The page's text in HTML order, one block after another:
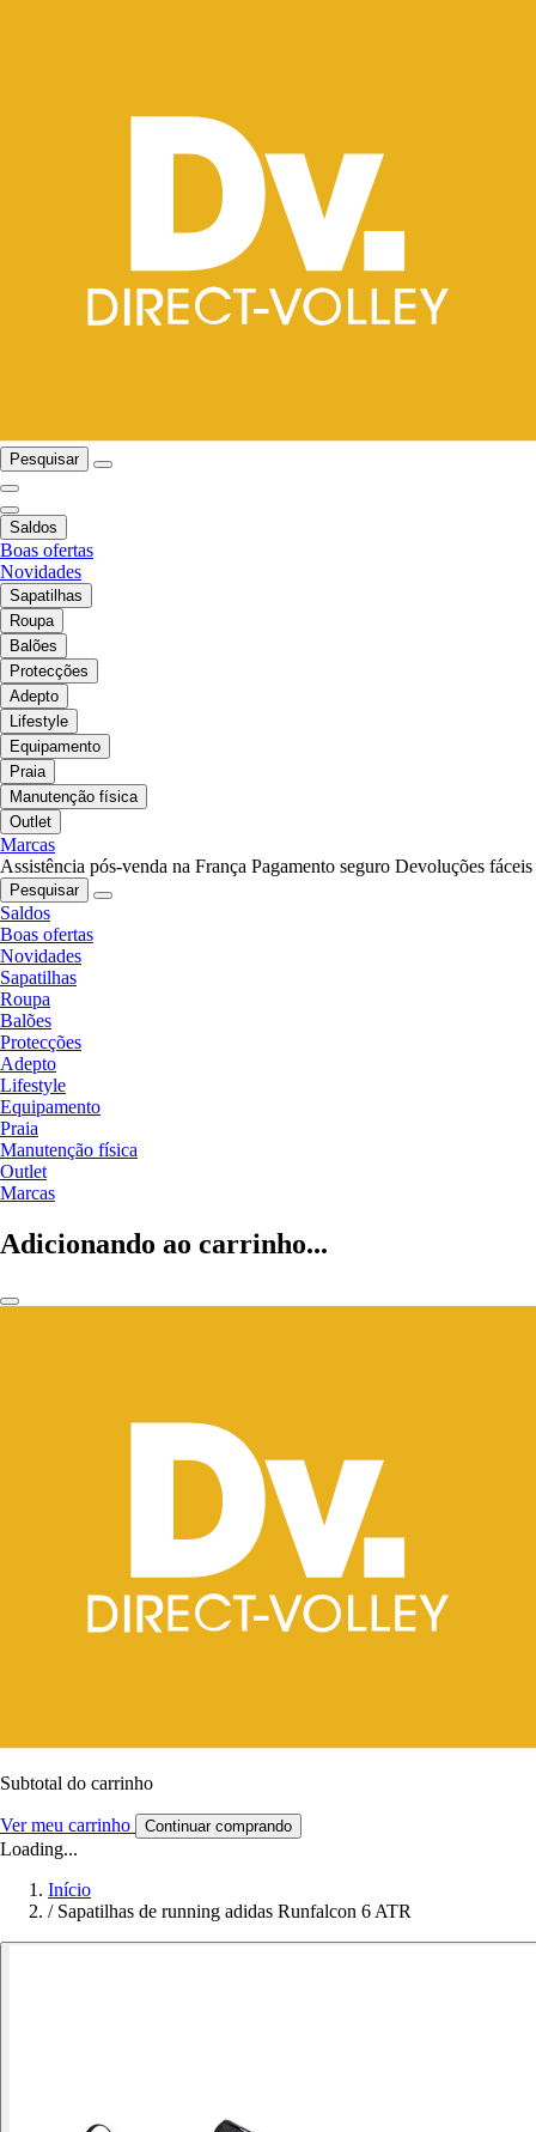
Pesquisar
Saldos
Boas ofertas
Novidades
Sapatilhas
Roupa
Balões
Protecções
Adepto
Lifestyle
Equipamento
Praia
Manutenção física
Outlet
Marcas
Assistência pós-venda na França Pagamento seguro Devoluções fáceis
Pesquisar
Saldos
Boas ofertas
Novidades
Sapatilhas
Roupa
Balões
Protecções
Adepto
Lifestyle
Equipamento
Praia
Manutenção física
Outlet
Marcas
Adicionando ao carrinho...
Subtotal do carrinho
Ver meu carrinho Continuar comprando
Loading...
Início
/ Sapatilhas de running adidas Runfalcon 6 ATR